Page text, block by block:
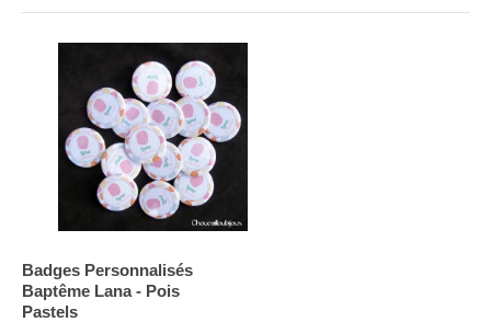
Badges Personnalisés
Baptême Lana - Pois
Pastels